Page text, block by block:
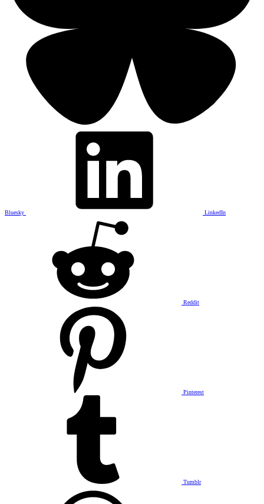
Bluesky LinkedIn
Reddit
Pinterest
Tumblr